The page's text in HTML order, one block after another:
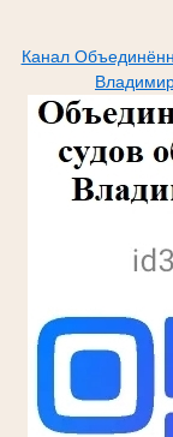
Канал